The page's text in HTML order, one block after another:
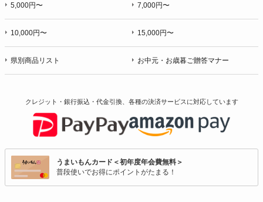
5,000円〜 7,000円〜
10,000円〜 15,000円〜
県別商品リスト お中元・お歳暮ご贈答マナー
クレジット・銀行振込・代金引換、各種の決済サービスに対応しています
うまいもんカード＜初年度年会費無料＞
普段使いでお得にポイントがたまる！